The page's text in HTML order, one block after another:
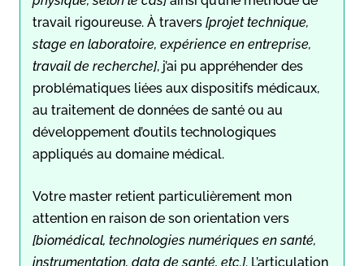
travail rigoureuse. À travers [projet technique,
stage en laboratoire, expérience en entreprise,
travail de recherche], j’ai pu appréhender des
problématiques liées aux dispositifs médicaux,
au traitement de données de santé ou au
développement d’outils technologiques
appliqués au domaine médical.
Votre master retient particulièrement mon
attention en raison de son orientation vers
[biomédical, technologies numériques en santé,
instrumentation, data de santé, etc.]. L’articulation